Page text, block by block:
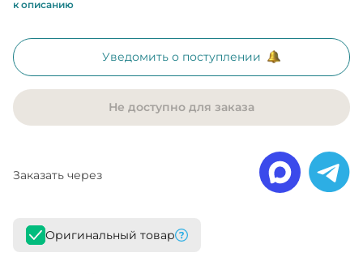
к описанию
Уведомить о поступлении
Не доступно для заказа
Заказать через
Оригинальный товар